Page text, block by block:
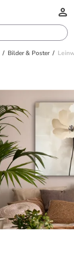
Bilder & Poster